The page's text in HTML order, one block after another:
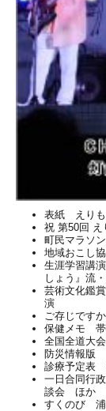
表紙 えりも
祝 第50回 え
町民マラソ
地域おこし
生涯学習講
しょう』流
芸術文化鑑
演
ご存じです
保健メモ 帯
全国全道大
防災情報版
診療予定表
一日合同行
談会 ほか
すくのび 浦